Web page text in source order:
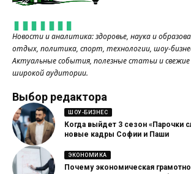
Новости и аналитика: здоровье, наука и
отдых, политика, спорт, технологии, шоу-
Актуальные события, полезные статьи и свежие
широкой аудитории.
Выбор редактора
ШОУ-БИЗНЕС
Когда выйдет 3 сезон «Парочки
новые кадры Софии и Паши
ЭКОНОМИКА
Почему экономическая